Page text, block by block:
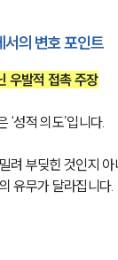
대륜법률상담예약
의 변호 포인트
우발적 접촉 주장
‘성적 의도’입니다.
려 부딪힌 것인지
유무가 달라집니다.